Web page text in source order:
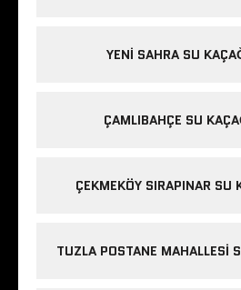
YENI SAHRA SU
ÇAMLIBAHÇE SU
ÇEKMEKÖY SIRAPINAR SU
TUZLA POSTANE MAHALLESI